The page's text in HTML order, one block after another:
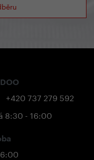
+420 737 279 592
8:30 - 16:00